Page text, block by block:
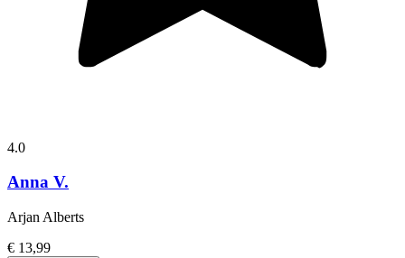
4.0
Anna V.
Arjan Alberts
€ 13,99